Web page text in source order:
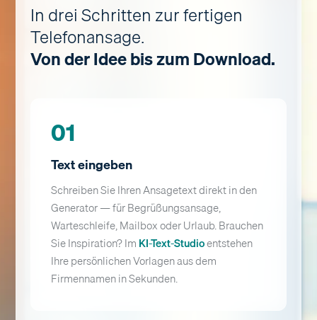
In drei Schritten zur fertigen
Telefonansage.
Von der Idee bis zum Download.
01
Text eingeben
Schreiben Sie Ihren Ansagetext direkt in den
Generator — für Begrüßungsansage,
Warteschleife, Mailbox oder Urlaub. Brauchen
Sie Inspiration? Im KI-Text-Studioentstehen
Ihre persönlichen Vorlagen aus dem
Firmennamen in Sekunden.